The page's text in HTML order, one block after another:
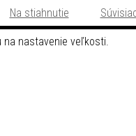
Na stiahnutie
nastavenie veľkosti.